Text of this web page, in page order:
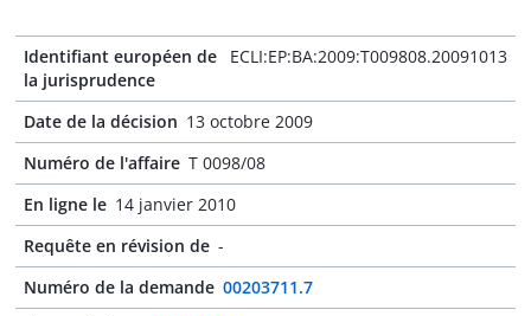
Identifiant européen de
la jurisprudence
ECLI:EP:BA:2009:T009808.20091013
Date de la décision 13 octobre 2009
Numéro de l'affaire T 0098/08
En ligne le 14 janvier 2010
Requête en révision de -
Numéro de la demande 00203711.7